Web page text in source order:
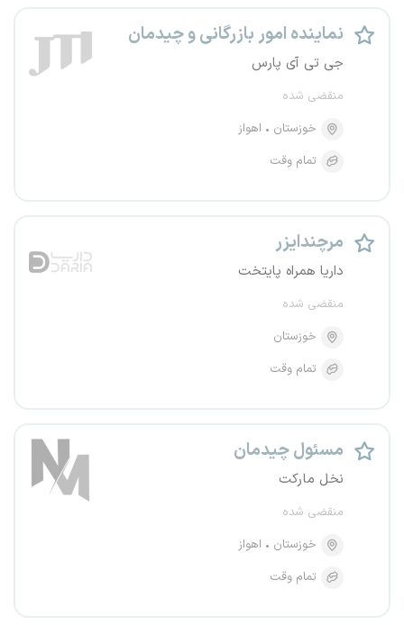
نماینده امور بازرگانی و چیدمان
جی تی آی پارس
منقضی شده
خوزستان
اهواز
تمام وقت
مرچندایزر
داریا همراه پایتخت
منقضی شده
خوزستان
تمام وقت
مسئول چیدمان
نخل مارکت
منقضی شده
خوزستان
اهواز
تمام وقت